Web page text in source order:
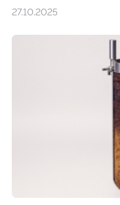
Potenzial nur dann
Veränderung der
Deutschen
Stadtreinigung Leipzig
2025 offiziell
ist ab sofort im
27.10.2025